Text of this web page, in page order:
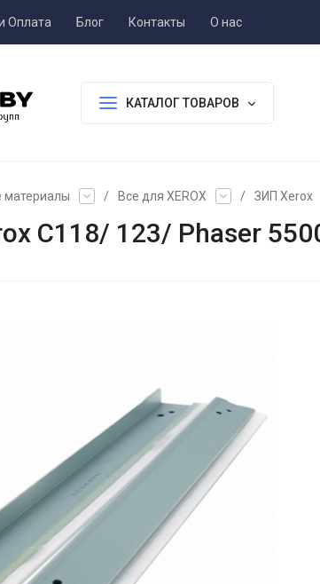
Оплата Блог Контакты О нас
КАТАЛОГ ТОВАРОВ
материалы / Все для XEROX / ЗИП Xerox
C118/ 123/ Phaser